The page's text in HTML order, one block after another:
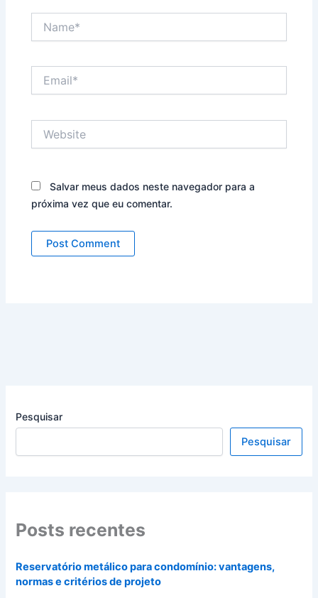
Salvar meus dados neste navegador para a
próxima vez que eu comentar.
Pesquisar
Pesquisar
Posts recentes
Reservatório metálico para condomínio: vantagens,
normas e critérios de projeto